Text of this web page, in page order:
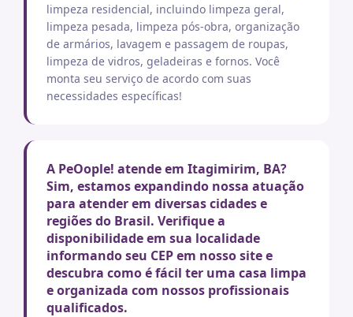
limpeza residencial, incluindo limpeza geral,
limpeza pesada, limpeza pós-obra, organização
de armários, lavagem e passagem de roupas,
limpeza de vidros, geladeiras e fornos. Você
monta seu serviço de acordo com suas
necessidades específicas!
A PeOople! atende em Itagimirim, BA?
Sim, estamos expandindo nossa atuação
para atender em diversas cidades e
regiões do Brasil. Verifique a
disponibilidade em sua localidade
informando seu CEP em nosso site e
descubra como é fácil ter uma casa limpa
e organizada com nossos profissionais
qualificados.